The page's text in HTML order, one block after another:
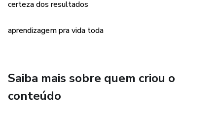
certeza dos resultados
aprendizagem pra vida toda
Saiba mais sobre quem criou o
conteúdo